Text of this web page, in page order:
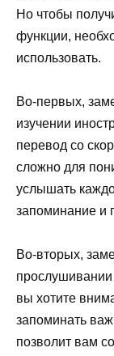
Но чтобы
функции,
использовать.
Во-первых,
изучении
перевод со
сложно для
услышать
запоминание и
Во-вторых,
прослушивании
вы хотите
запоминать
позволит вам